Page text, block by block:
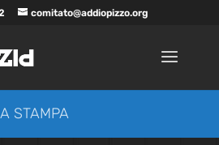
comitato@addiopizzo.org
STAMPA